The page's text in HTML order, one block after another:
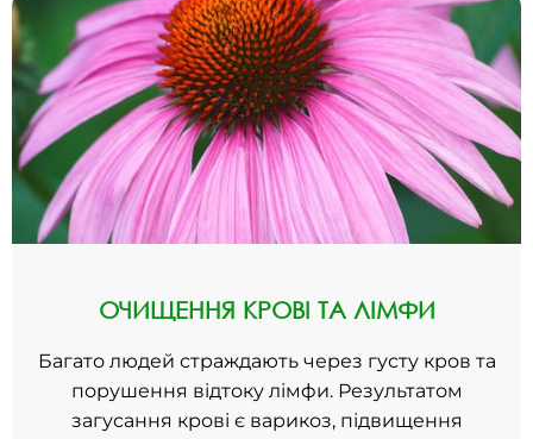
ОЧИЩЕННЯ КРОВІ ТА ЛІМФИ
Багато людей страждають через густу кров та
порушення відтоку лімфи. Результатом
загусання крові є варикоз, підвищення